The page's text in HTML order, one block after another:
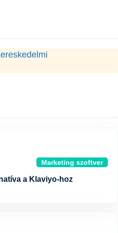
Marketing szoftver
a Klaviyo-hoz